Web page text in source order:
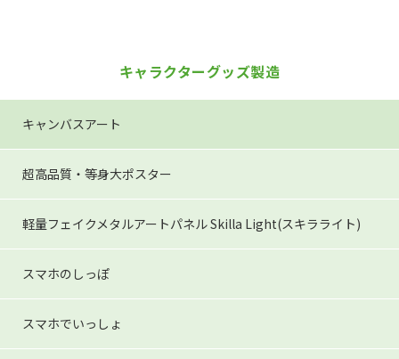
キャラクターグッズ製造
キャンバスアート
超高品質・等身大ポスター
軽量フェイクメタルアートパネルSkilla Light(スキラライト)
スマホのしっぽ
スマホでいっしょ